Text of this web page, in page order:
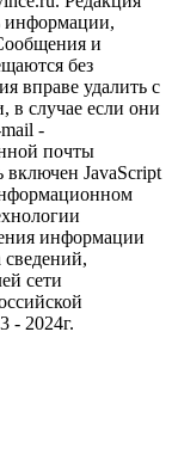
информации,
и
без
вправе удалить с
в случае если они
-
почты
JavaScript
информации
сведений,
сети
2024г.